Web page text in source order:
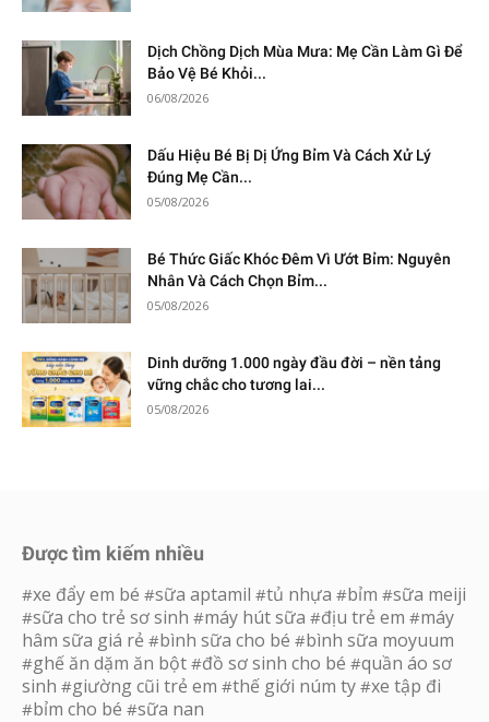
Dịch Chồng Dịch Mùa Mưa: Mẹ Cần Làm Gì Để
Bảo Vệ Bé Khỏi...
06/08/2026
Dấu Hiệu Bé Bị Dị Ứng Bỉm Và Cách Xử Lý
Đúng Mẹ Cần...
05/08/2026
Bé Thức Giấc Khóc Đêm Vì Ướt Bỉm: Nguyên
Nhân Và Cách Chọn Bỉm...
05/08/2026
Dinh dưỡng 1.000 ngày đầu đời – nền tảng
vững chắc cho tương lai...
05/08/2026
Được tìm kiếm nhiều
#xe đẩy em bé #sữa aptamil #tủ nhựa #bỉm #sữa meiji
#sữa cho trẻ sơ sinh #máy hút sữa #địu trẻ em #máy
hâm sữa giá rẻ #bình sữa cho bé #bình sữa moyuum
#ghế ăn dặm ăn bột #đồ sơ sinh cho bé #quần áo sơ
sinh #giường cũi trẻ em #thế giới núm ty #xe tập đi
#bỉm cho bé #sữa nan